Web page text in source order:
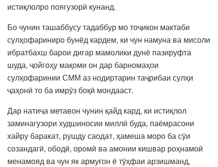
истиқлолро поягузорӣ кунанд.
Бо чунин ташаббусу тадаббур мо тоҷикон мактаби
сулҳофариниро бунёд кардем, ки чун намуна ва мисоли
ибратбахш барои дигар мамолики дунё пазируфта
шуда, ҷойгоҳу мақоми он дар барномаҳои
сулҳофаринии СММ аз нодиртарин таҷрибаи сулҳи
ҷаҳонӣ то ба имрӯз боқӣ мондааст.
Дар натиҷа метавон чунин қайд кард, ки истиқлол
заминагузори худшиносии миллӣ буда, паёмрасони
хайру баракат, рушду саодат, ҳамеша моро ба сӯи
созандагӣ, ободӣ, оромӣ ва амонии кишвар роҳнамоӣ
менамояд ва чун як армуғон ё тӯҳфаи арзишманд,